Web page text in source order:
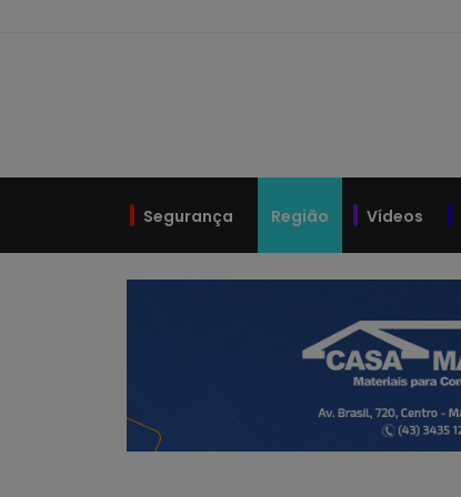
Segurança Região Vídeos